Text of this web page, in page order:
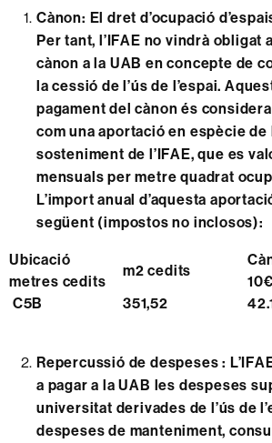
Cànon: El dret d’ocupació
Per tant, l’IFAE no vindrà obligat
cànon a la UAB en concepte de
la cessió de l’ús de l’espai.
pagament del cànon és
com una aportació en espècie de
sosteniment de l’IFAE, que es
mensuals per metre quadrat
L’import anual d’aquesta
següent (impostos no inclosos):
Ubicació
metres cedits
m2 cedits
C5B
351,52
Repercussió de despeses :
a pagar a la UAB les despeses
universitat derivades de l’ús de
despeses de manteniment,